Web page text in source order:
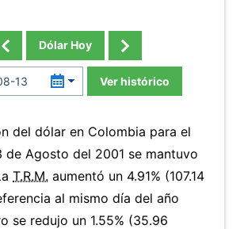
Dólar Hoy
Ver histórico
del dólar en Colombia para el
de Agosto del 2001 se mantuvo
T.R.M. aumentó un 4.91% (107.14
al mismo día del año
se redujo un 1.55% (35.96